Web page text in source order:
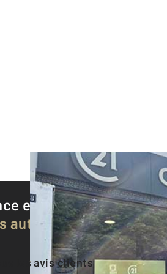
est notée9,5/10
authentifiés par
les avis clients